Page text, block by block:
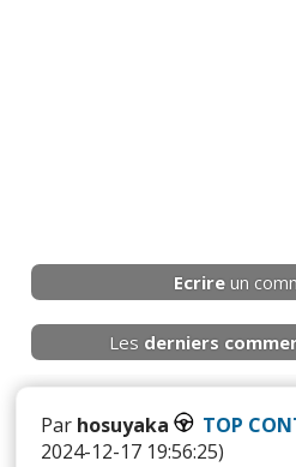
Ecrire un
Les derniers
Par hosuyaka TOP
2024-12-17 19:56:25)